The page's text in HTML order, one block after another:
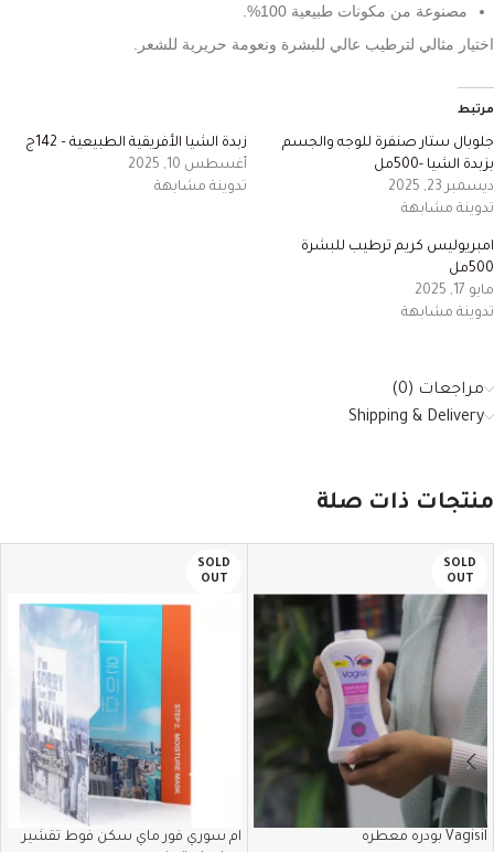
مصنوعة من مكونات طبيعية 100%.
اختيار مثالي لترطيب عالي للبشرة ونعومة حريرية للشعر.
مرتبط
جلوبال ستار صنفرة للوجه والجسم
بزبدة الشيا -500مل
ديسمبر 23, 2025
تدوينة مشابهة
زبدة الشيا الأفريقية الطبيعية – 142ج
أغسطس 10, 2025
تدوينة مشابهة
امبريوليس كريم ترطيب للبشرة
500مل
مايو 17, 2025
تدوينة مشابهة
مراجعات (0)
Shipping & Delivery
منتجات ذات صلة
SOLD
OUT
Vagisil بودره معطره
SOLD
OUT
ام سوري فور ماي سكن فوط تقشير